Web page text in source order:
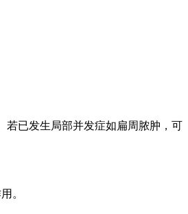
已发生局部并发症如扁周脓肿，可
。